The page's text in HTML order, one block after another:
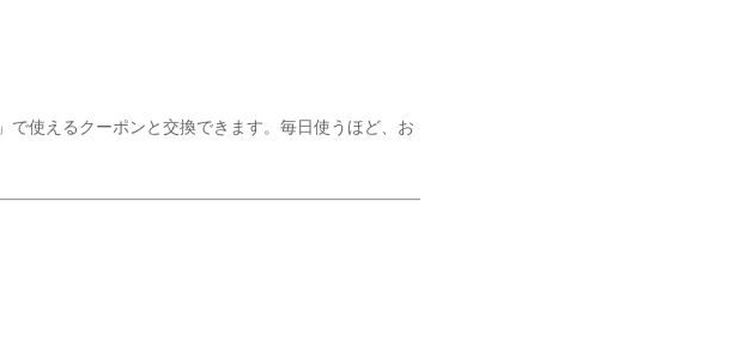
」で使えるクーポンと交換できます。毎日使うほど、お